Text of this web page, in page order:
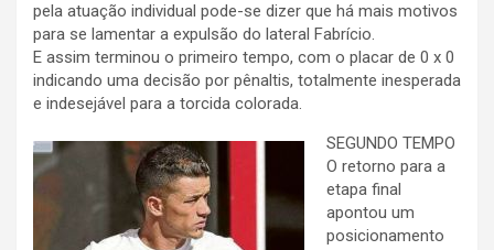
pela atuação individual pode-se dizer que há mais motivos
para se lamentar a expulsão do lateral Fabrício.
E assim terminou o primeiro tempo, com o placar de 0 x 0
indicando uma decisão por pênaltis, totalmente inesperada
e indesejável para a torcida colorada.
SEGUNDO TEMPO
O retorno para a
etapa final
apontou um
posicionamento